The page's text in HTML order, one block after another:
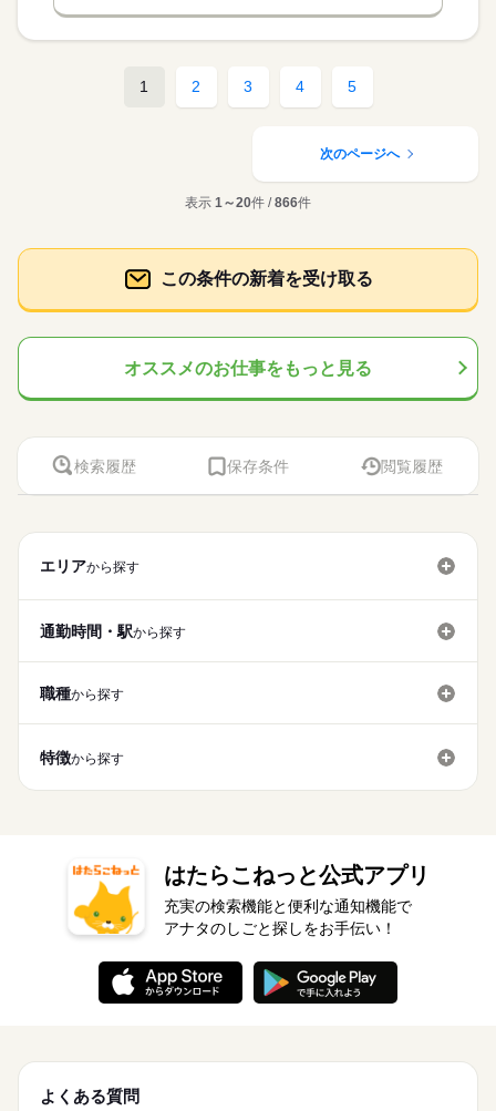
1 2 3 4 5
次のページへ
表示 1～20件 /866件
この条件の新着を受け取る
オススメのお仕事をもっと見る
検索履歴 保存条件 閲覧履歴
エリアから探す
通勤時間・駅から探す
職種から探す
特徴から探す
はたらこねっと公式アプリ
充実の検索機能と便利な通知機能で
アナタのしごと探しをお手伝い！
よくある質問